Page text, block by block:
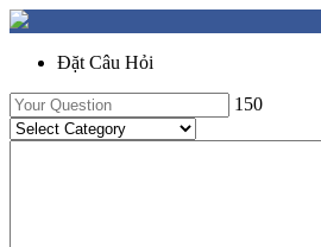
Đặt Câu Hỏi
150